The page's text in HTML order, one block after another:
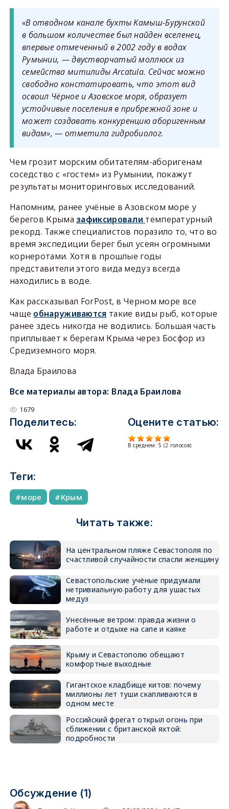
«В отводном канале бухты Камыш-Бурунской
в большом количестве был найден вселенец,
впервые отмеченный в 2002 году в водах
Румынии, — двустворчатый моллюск из
семейства митилиды Arcatula. Сейчас можно
свободно констатировать, что этот вид
освоил Чёрное и Азовское моря, образует
устойчивые поселения в прибрежной зоне и
может создавать конкуренцию аборигенным
видам», — отметила гидробиолог.
Чем грозит морским обитателям-аборигенам
соседство с «гостем» из Румынии, покажут
результаты мониторинговых исследований.
Напомним, ранее учёные в Азовском море у
берегов Крыма зафиксировали температурный
рекорд. Также специалистов поразило то, что во
время экспедиции берег был усеян огромными
корнеротами. Хотя в прошлые годы
представители этого вида медуз всегда
находились в воде.
Как рассказывал ForPost, в Черном море все
чаще обнаруживаются такие виды рыб, которые
ранее здесь никогда не водились. Большая часть
приплывает к берегам Крыма через Босфор из
Средиземного моря.
Влада Браилова
Все материалы автора: Влада Браилова
1679
Поделитесь: Оцените статью:
В среднем:5 (2 голосов)
Теги:
море Крым
Читать также:
На центральном пляже Севастополя по
счастливой случайности спасли женщину
Севастопольские учёные придумали
нетривиальную работу для ушастых
медуз
Унесённые ветром: правда жизни о
работе и отдыхе на сапе и каяке
Крыму и Севастополю обещают
комфортные выходные
Гигантское кладбище китов: почему
миллионы лет туши скапливаются в
одном месте
Российский фрегат открыл огонь при
сближении с британской яхтой:
подробности
Обсуждение (1)